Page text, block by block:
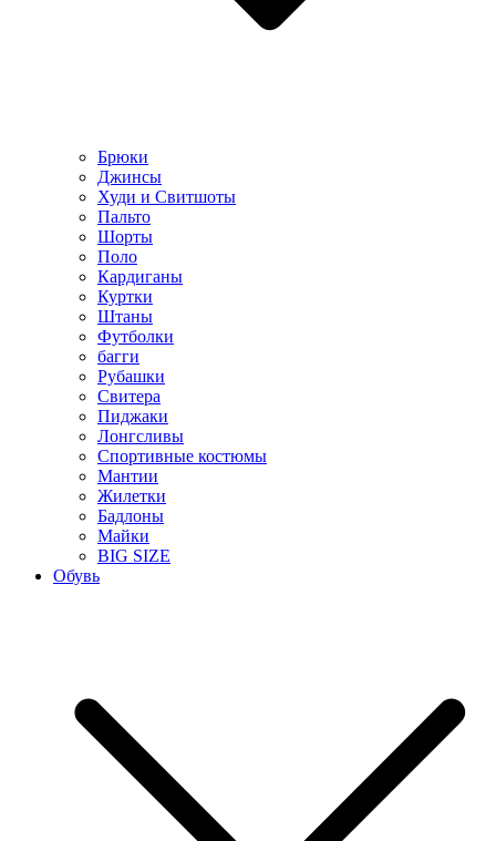
Брюки
Джинсы
Худи и Свитшоты
Пальто
Шорты
Поло
Кардиганы
Куртки
Штаны
Футболки
багги
Рубашки
Свитера
Пиджаки
Лонгсливы
Спортивные костюмы
Мантии
Жилетки
Бадлоны
Майки
BIG SIZE
Обувь